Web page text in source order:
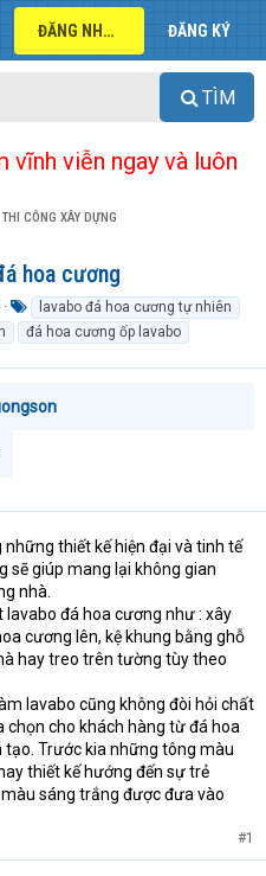
ĐĂNG NHẬP ĐĂNG KÝ
TÌM
viễn ngay và luôn
THI CÔNG XÂY DỰNG
hoa cương
ừ
k
h
a
lavabo đá hoa cương tự nhiên
đá hoa cương ốp lavabo
thiết kế hiện đại và tinh tế
sẽ giúp mang lại không gian
nhà.
lavabo đá hoa cương như : xây
cương lên, kệ khung bằng ghỗ
hay treo trên tường tùy theo
lavabo cũng không đòi hỏi chất
chọn cho khách hàng từ đá hoa
Trước kia những tông màu
thiết kế hướng đến sự trẻ
sáng trắng được đưa vào
#1